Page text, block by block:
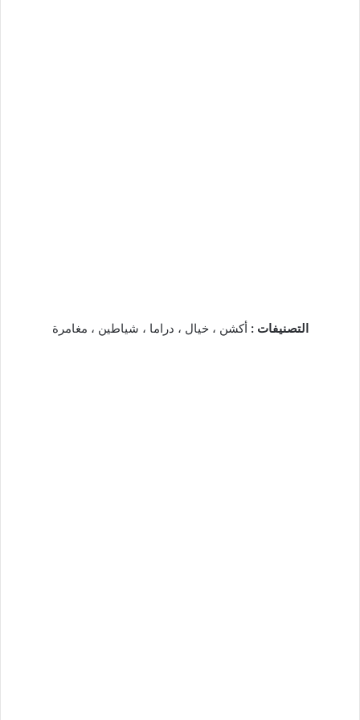
التصنيفات : أكشن ، خيال ، دراما ، شياطين ، مغامرة